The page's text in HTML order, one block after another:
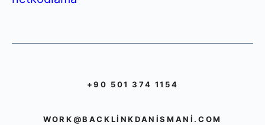
+90 501 374 1154
WORK@BACKLINKDANISMANI.COM